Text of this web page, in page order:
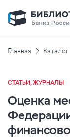
Главная Каталог
СТАТЬИ, ЖУРНАЛЫ
Оценка